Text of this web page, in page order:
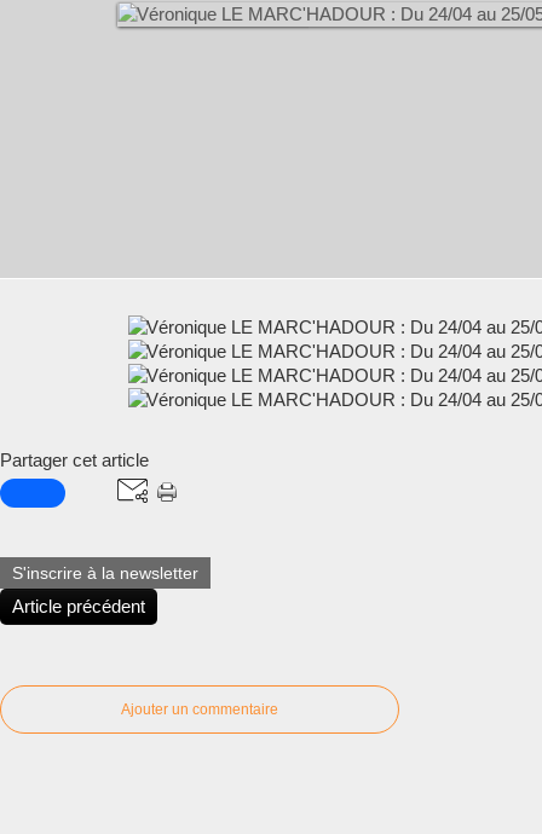
Partager cet article
S'inscrire à la newsletter
Article précédent
Ajouter un commentaire